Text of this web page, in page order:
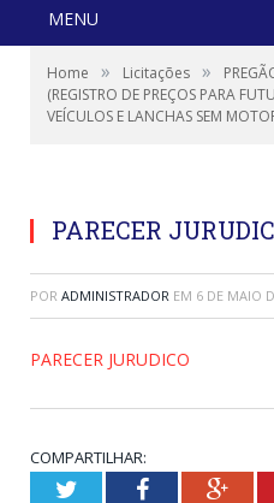
MENU
Home » Licitações »
(REGISTRO DE PREÇOS PARA
VEÍCULOS E LANCHAS SEM
PARECER
POR ADMINISTRADOR EM 6 DE MAIO
PARECER JURUDICO
COMPARTILHAR:
TwitterFacebook